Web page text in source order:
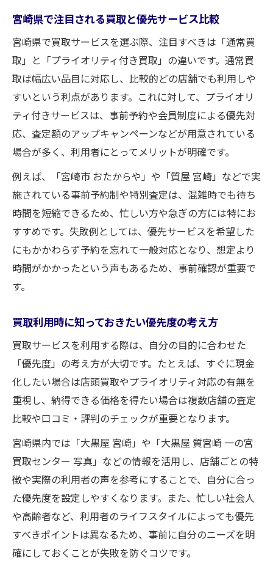
イント
納得の買取体験へ導く選択ポイントまとめ
満足度の高い買取体験を実現する選び方
買取で後悔しないための選択基準を整理
プライオリティ買取で納得体験を手に入れ
る方法
買取サービス利用時のチェックポイント一
覧
納得できる買取業者選びのまとめとアドバ
イス
宮崎県で注目される買取と優先サービス比較
宮崎県で買取サービスを選ぶ際、注目すべきは「通常買
取」と「プライオリティ付き買取」の違いです。通常買
取は幅広い品目に対応し、比較的どの店舗でも利用しや
すいという利点があります。これに対して、プライオリ
ティ付きサービスは、事前予約や会員制度による優先対
応、査定額のアップキャンペーンなどが用意されている
場合が多く、利用者にとってメリットが明確です。
例えば、「宮崎市 おたからや」や「質屋 宮崎」などで実
施されている事前予約制や特別査定は、混雑時でも待ち
時間を短縮できるため、忙しい方や急ぎの方には特にお
すすめです。失敗例としては、優先サービスを希望した
にもかかわらず予約を忘れて一般対応となり、想定より
時間がかかったという声もあるため、事前確認が重要で
す。
買取利用時に知っておきたい優先度の考え方
買取サービスを利用する際は、自分の目的に合わせた
「優先度」の考え方が大切です。たとえば、すぐに現金
化したい場合は店頭買取やプライオリティ対応の有無を
重視し、納得できる価格を得たい場合は複数店舗の査定
比較や口コミ・評判のチェックが重要となります。
宮崎県内では「大黒屋 宮崎」や「大黒屋 質宮崎 一の宮
買取センター 写真」などの情報を活用し、店舗ごとの特
徴や実際の利用者の声を参考にすることで、自分に合っ
た優先度を設定しやすくなります。また、忙しい社会人
や高齢者など、利用者のライフスタイルによっても優先
すべきポイントは異なるため、事前に自分のニーズを明
確にしておくことが失敗を防ぐコツです。